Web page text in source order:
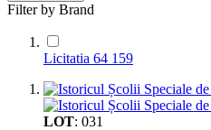
Filter by Brand
Licitatia 64 159
LOT: 031